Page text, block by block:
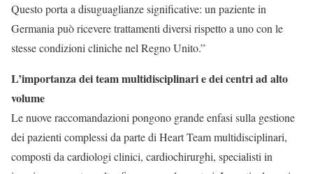
Questo porta a disuguaglianze significative: un paziente in
Germania può ricevere trattamenti diversi rispetto a uno con le
stesse condizioni cliniche nel Regno Unito.”
L’importanza dei team multidisciplinari e dei centri ad alto
volume
Le nuove raccomandazioni pongono grande enfasi sulla gestione
dei pazienti complessi da parte di Heart Team multidisciplinari,
composti da cardiologi clinici, cardiochirurghi, specialisti in